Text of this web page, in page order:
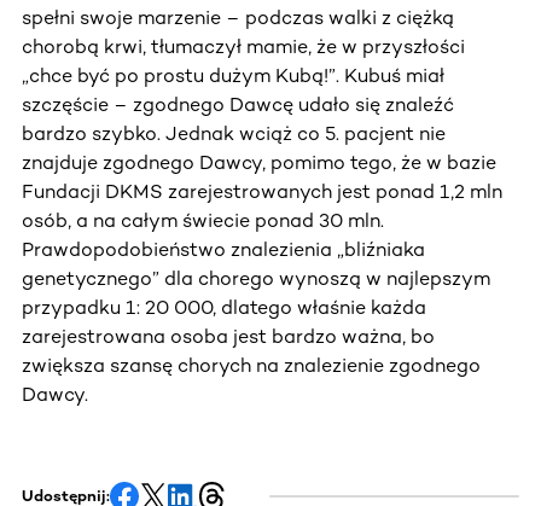
spełni swoje marzenie – podczas walki z ciężką
chorobą krwi, tłumaczył mamie, że w przyszłości
„chce być po prostu dużym Kubą!”. Kubuś miał
szczęście – zgodnego Dawcę udało się znaleźć
bardzo szybko. Jednak wciąż co 5. pacjent nie
znajduje zgodnego Dawcy, pomimo tego, że w bazie
Fundacji DKMS zarejestrowanych jest ponad 1,2 mln
osób, a na całym świecie ponad 30 mln.
Prawdopodobieństwo znalezienia „bliźniaka
genetycznego” dla chorego wynoszą w najlepszym
przypadku 1: 20 000, dlatego właśnie każda
zarejestrowana osoba jest bardzo ważna, bo
zwiększa szansę chorych na znalezienie zgodnego
Dawcy.
Udostępnij: